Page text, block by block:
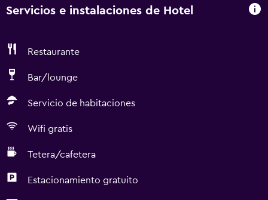
Servicios e instalaciones de Hotel
Restaurante
Bar/lounge
Servicio de habitaciones
Wifi gratis
Tetera/cafetera
Estacionamiento gratuito